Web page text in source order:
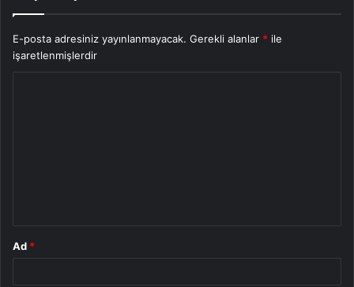
E-posta adresiniz yayınlanmayacak. Gerekli alanlar * ile
işaretlenmişlerdir
Ad *